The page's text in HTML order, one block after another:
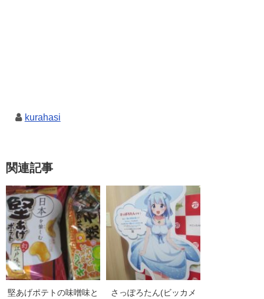
kurahasi
関連記事
堅あげポテトの味噌味と
さっぽろたん(ビッカメ